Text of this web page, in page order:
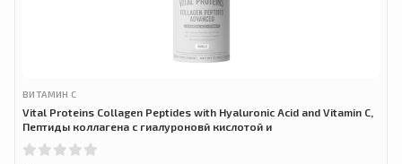
ВИТАМИН С
Vital Proteins Collagen Peptides with Hyaluronic Acid and Vitamin C,
Пептиды коллагена с гиалуроновй кислотой и